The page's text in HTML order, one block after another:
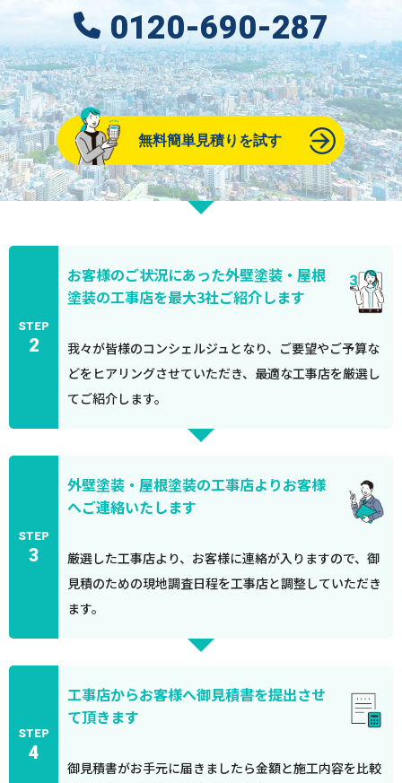
0120-690-287
無料簡単見積りを試す
STEP
2
お客様のご状況にあった外壁塗装・屋根
塗装の工事店を最大3社ご紹介します
我々が皆様のコンシェルジュとなり、ご要望やご予算な
どをヒアリングさせていただき、最適な工事店を厳選し
てご紹介します。
STEP
3
外壁塗装・屋根塗装の工事店よりお客様
へご連絡いたします
厳選した工事店より、お客様に連絡が入りますので、御
見積のための現地調査日程を工事店と調整していただき
ます。
STEP
4
工事店からお客様へ御見積書を提出させ
て頂きます
御見積書がお手元に届きましたら金額と施工内容を比較